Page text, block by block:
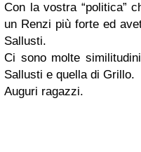
Con la vostra “politica”
un Renzi più forte ed
Sallusti.
Ci sono molte
Sallusti e quella di Grillo.
Auguri ragazzi.